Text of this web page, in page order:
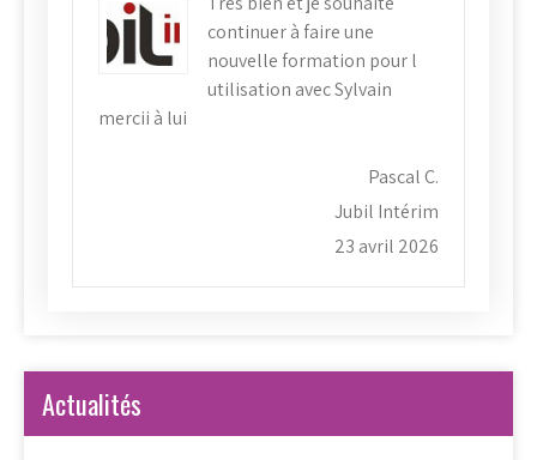
continuer à faire une
nouvelle formation pour l
utilisation avec Sylvain
mercii à lui
Pascal C.
Jubil Intérim
23 avril 2026
Actualités